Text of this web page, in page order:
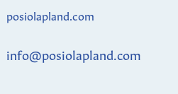
posiolapland.com
info@posiolapland.com